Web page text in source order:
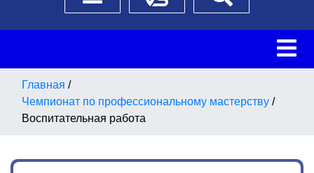
Главная /
Чемпионат по профессиональному мастерству /
Воспитательная работа